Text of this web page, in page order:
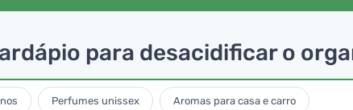
para desacidificar o
Perfumes unissex Aromas para casa e carro